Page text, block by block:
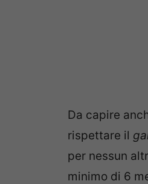
Da capire
rispettare il
per nessun
minimo di 6